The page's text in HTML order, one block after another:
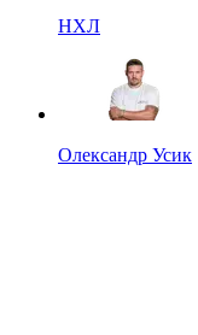
НХЛ
Олександр Усик